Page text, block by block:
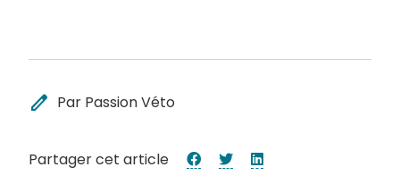
edit Par Passion Véto
Partager cet article